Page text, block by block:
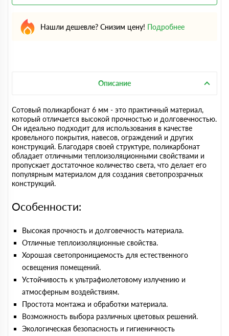
Нашли дешевле? Снизим цену! Подробнее
Описание
Сотовый поликарбонат 6 мм - это практичный материал,
который отличается высокой прочностью и долговечностью.
Он идеально подходит для использования в качестве
кровельного покрытия, навесов, ограждений и других
конструкций. Благодаря своей структуре, поликарбонат
обладает отличными теплоизоляционными свойствами и
пропускает достаточное количество света, что делает его
популярным материалом для создания светопрозрачных
конструкций.
Особенности:
Высокая прочность и долговечность материала.
Отличные теплоизоляционные свойства.
Хорошая светопроницаемость для естественного
освещения помещений.
Устойчивость к ультрафиолетовому излучению и
атмосферным воздействиям.
Простота монтажа и обработки материала.
Возможность выбора различных цветовых решений.
Экологическая безопасность и гигиеничность